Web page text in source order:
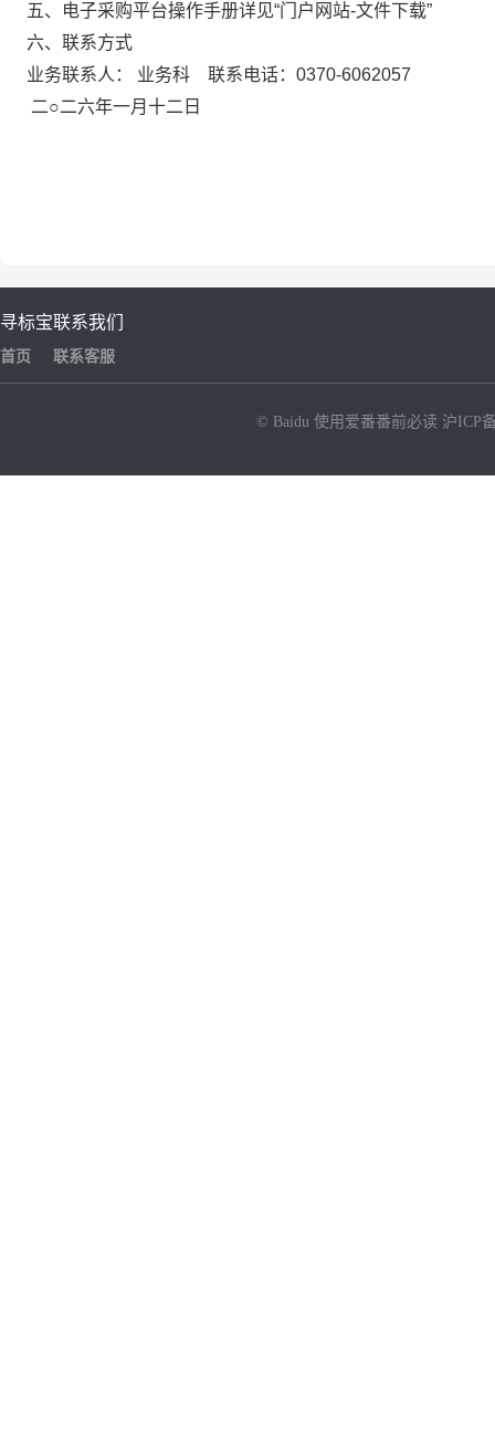
五、电子采购平台操作手册详见“门户网站-文件下载”
六、联系方式
业务联系人： 业务科 联系电话：0370-6062057
二○二六年一月十二日
寻标宝
首页
联系我们
联系客服
© Baidu 使用爱番番前必读 沪ICP